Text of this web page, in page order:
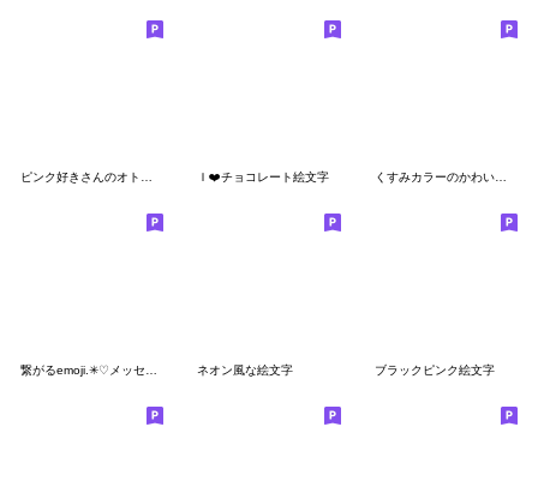
Ｉ❤️チョコレート絵文字 くすみカラーのかわいい絵文字
繋がるemoji.✳︎♡メッセージ文字セット♡ ネオン風な絵文字 ブラックピンク絵文字